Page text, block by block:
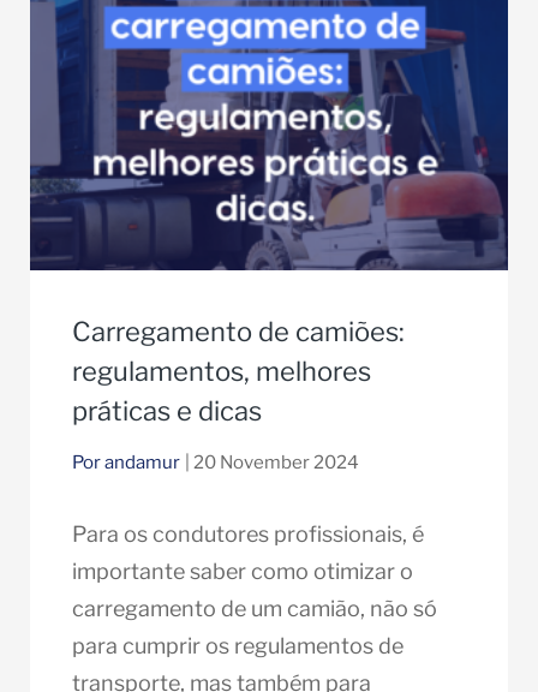
Carregamento de camiões:
regulamentos, melhores
práticas e dicas
Por andamur | 20 November 2024
Para os condutores profissionais, é
importante saber como otimizar o
carregamento de um camião, não só
para cumprir os regulamentos de
transporte, mas também para